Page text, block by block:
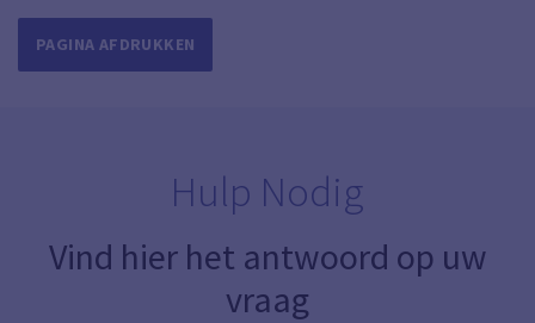
PAGINA AFDRUKKEN
Hulp Nodig
Vind hier het antwoord op uw
vraag